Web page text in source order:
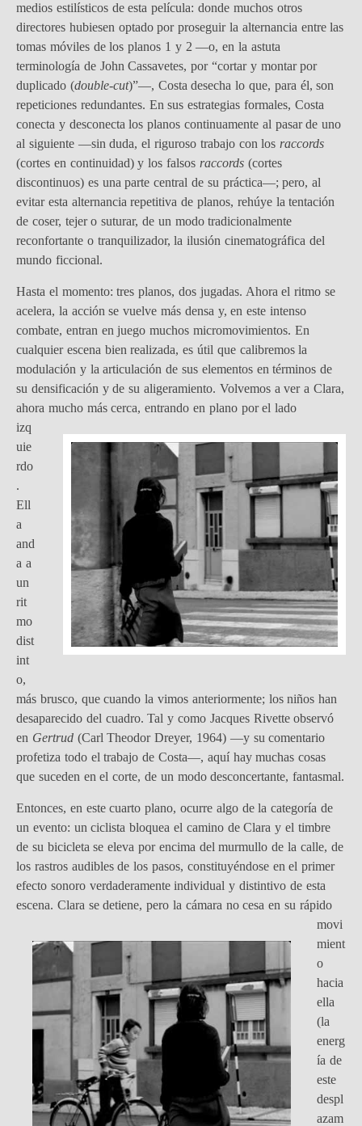
medios estilísticos de esta película: donde muchos otros
directores hubiesen optado por proseguir la alternancia entre las
tomas móviles de los planos 1 y 2 —o, en la astuta
terminología de John Cassavetes, por “cortar y montar por
duplicado (double-cut)”—, Costa desecha lo que, para él, son
repeticiones redundantes. En sus estrategias formales, Costa
conecta y desconecta los planos continuamente al pasar de uno
al siguiente —sin duda, el riguroso trabajo con los raccords
(cortes en continuidad) y los falsos raccords(cortes
discontinuos) es una parte central de su práctica—; pero, al
evitar esta alternancia repetitiva de planos, rehúye la tentación
de coser, tejer o suturar, de un modo tradicionalmente
reconfortante o tranquilizador, la ilusión cinematográfica del
mundo ficcional.
Hasta el momento: tres planos, dos jugadas. Ahora el ritmo se
acelera, la acción se vuelve más densa y, en este intenso
combate, entran en juego muchos micromovimientos. En
cualquier escena bien realizada, es útil que calibremos la
modulación y la articulación de sus elementos en términos de
su densificación y de su aligeramiento. Volvemos a ver a Clara,
ahora mucho más cerca, entrando en plano por el lado
izq
uie
rdo
.
Ell
a
and
a a
un
rit
mo
dist
int
o,
más brusco, que cuando la vimos anteriormente; los niños han
desaparecido del cuadro. Tal y como Jacques Rivette observó
en Gertrud(Carl Theodor Dreyer, 1964) —y su comentario
profetiza todo el trabajo de Costa—, aquí hay muchas cosas
que suceden en el corte, de un modo desconcertante, fantasmal.
Entonces, en este cuarto plano, ocurre algo de la categoría de
un evento: un ciclista bloquea el camino de Clara y el timbre
de su bicicleta se eleva por encima del murmullo de la calle, de
los rastros audibles de los pasos, constituyéndose en el primer
efecto sonoro verdaderamente individual y distintivo de esta
escena. Clara se detiene, pero la cámara no cesa en su rápido
movi
mient
o
hacia
ella
(la
energ
ía de
este
despl
azam